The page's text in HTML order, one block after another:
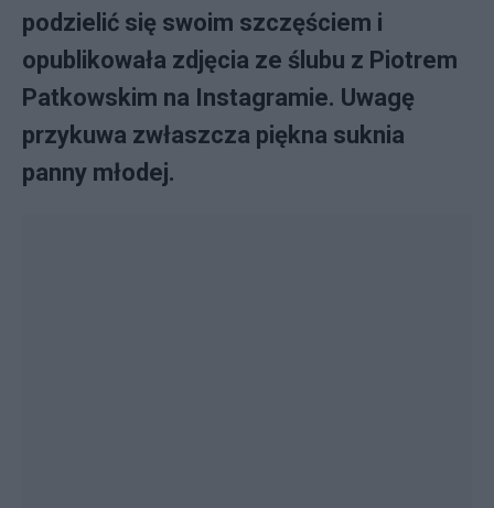
podzielić się swoim szczęściem i
opublikowała zdjęcia ze ślubu z Piotrem
Patkowskim na Instagramie. Uwagę
przykuwa zwłaszcza piękna suknia
panny młodej.